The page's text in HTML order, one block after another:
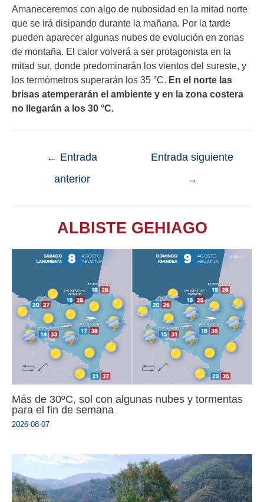
Amaneceremos con algo de nubosidad en la mitad norte
que se irá disipando durante la mañana. Por la tarde
pueden aparecer algunas nubes de evolución en zonas
de montaña. El calor volverá a ser protagonista en la
mitad sur, donde predominarán los vientos del sureste, y
los termómetros superarán los 35 °C. En el norte las
brisas atemperarán el ambiente y en la zona costera
no llegarán a los 30 °C.
← Entrada
anterior
Entrada siguiente
→
ALBISTE GEHIAGO
Más de 30ºC, sol con algunas nubes y tormentas
para el fin de semana
2026-08-07